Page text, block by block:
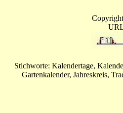
Stichworte: Kalendertage,
Gartenkalender, Jahreskreis,